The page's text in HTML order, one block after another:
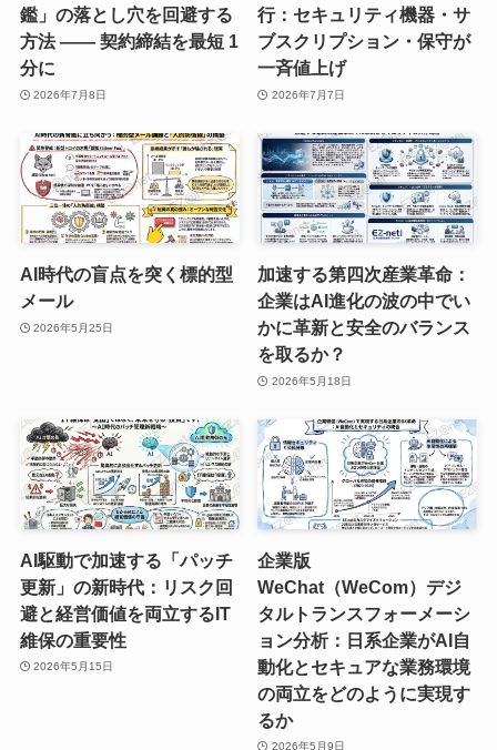
鑑」の落とし穴を回避する
方法 —— 契約締結を最短 1
分に
2026年7月8日
行：セキュリティ機器・サ
ブスクリプション・保守が
一斉値上げ
2026年7月7日
AI時代の盲点を突く標的型
メール
2026年5月25日
加速する第四次産業革命：
企業はAI進化の波の中でい
かに革新と安全のバランス
を取るか？
2026年5月18日
AI駆動で加速する「パッチ
更新」の新時代：リスク回
避と経営価値を両立するIT
維保の重要性
2026年5月15日
企業版
WeChat（WeCom）デジ
タルトランスフォーメーシ
ョン分析：日系企業がAI自
動化とセキュアな業務環境
の両立をどのように実現す
るか
2026年5月9日